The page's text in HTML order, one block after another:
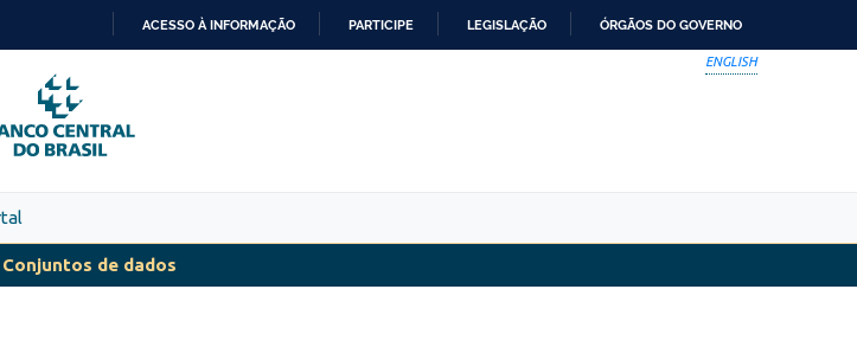
PARA
O
CONTEÚDO
ACESSO À INFORMAÇÃO PARTICIPE LEGISLAÇÃO ÓRGÃOS DO GOVERNO
ENGLISH
Conjuntos de dados